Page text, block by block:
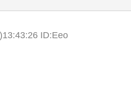
ID:Eeo